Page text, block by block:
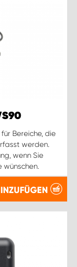
Bereiche, die
werden.
wenn Sie
wünschen.